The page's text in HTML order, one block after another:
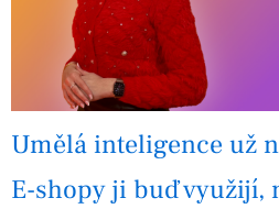
Umělá inteligence už
E-shopy ji buď využijí,